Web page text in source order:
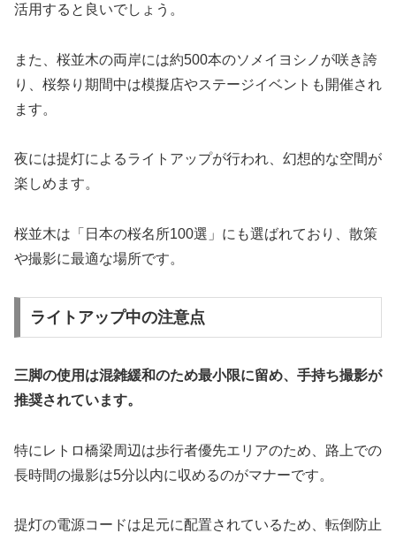
活用すると良いでしょう。
また、桜並木の両岸には約500本のソメイヨシノが咲き誇
り、桜祭り期間中は模擬店やステージイベントも開催され
ます。
夜には提灯によるライトアップが行われ、幻想的な空間が
楽しめます。
桜並木は「日本の桜名所100選」にも選ばれており、散策
や撮影に最適な場所です。
ライトアップ中の注意点
三脚の使用は混雑緩和のため最小限に留め、手持ち撮影が
推奨されています。
特にレトロ橋梁周辺は歩行者優先エリアのため、路上での
長時間の撮影は5分以内に収めるのがマナーです。
提灯の電源コードは足元に配置されているため、転倒防止